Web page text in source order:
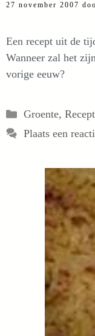
27 november 2007
Een recept uit de
Wanneer zal het
vorige eeuw?
Categorieën
Groente,
Plaats een